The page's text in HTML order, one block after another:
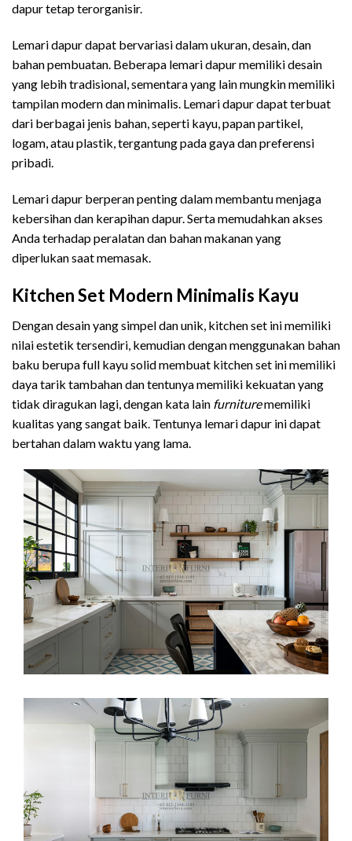
dapur tetap terorganisir.
Lemari dapur dapat bervariasi dalam ukuran, desain, dan
bahan pembuatan. Beberapa lemari dapur memiliki desain
yang lebih tradisional, sementara yang lain mungkin memiliki
tampilan modern dan minimalis. Lemari dapur dapat terbuat
dari berbagai jenis bahan, seperti kayu, papan partikel,
logam, atau plastik, tergantung pada gaya dan preferensi
pribadi.
Lemari dapur berperan penting dalam membantu menjaga
kebersihan dan kerapihan dapur. Serta memudahkan akses
Anda terhadap peralatan dan bahan makanan yang
diperlukan saat memasak.
Kitchen Set Modern Minimalis Kayu
Dengan desain yang simpel dan unik, kitchen set ini memiliki
nilai estetik tersendiri, kemudian dengan menggunakan bahan
baku berupa full kayu solid membuat kitchen set ini memiliki
daya tarik tambahan dan tentunya memiliki kekuatan yang
tidak diragukan lagi, dengan kata lain furniturememiliki
kualitas yang sangat baik. Tentunya lemari dapur ini dapat
bertahan dalam waktu yang lama.